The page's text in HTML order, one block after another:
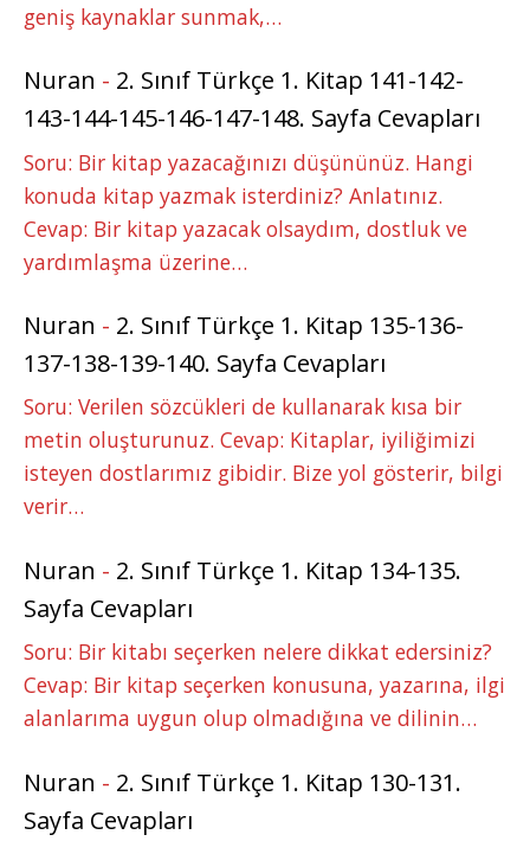
geniş kaynaklar sunmak,…
Nuran - 2. Sınıf Türkçe 1. Kitap 141-142-
143-144-145-146-147-148. Sayfa Cevapları
Soru: Bir kitap yazacağınızı düşününüz. Hangi
konuda kitap yazmak isterdiniz? Anlatınız.
Cevap: Bir kitap yazacak olsaydım, dostluk ve
yardımlaşma üzerine…
Nuran - 2. Sınıf Türkçe 1. Kitap 135-136-
137-138-139-140. Sayfa Cevapları
Soru: Verilen sözcükleri de kullanarak kısa bir
metin oluşturunuz. Cevap: Kitaplar, iyiliğimizi
isteyen dostlarımız gibidir. Bize yol gösterir, bilgi
verir…
Nuran - 2. Sınıf Türkçe 1. Kitap 134-135.
Sayfa Cevapları
Soru: Bir kitabı seçerken nelere dikkat edersiniz?
Cevap: Bir kitap seçerken konusuna, yazarına, ilgi
alanlarıma uygun olup olmadığına ve dilinin…
Nuran - 2. Sınıf Türkçe 1. Kitap 130-131.
Sayfa Cevapları